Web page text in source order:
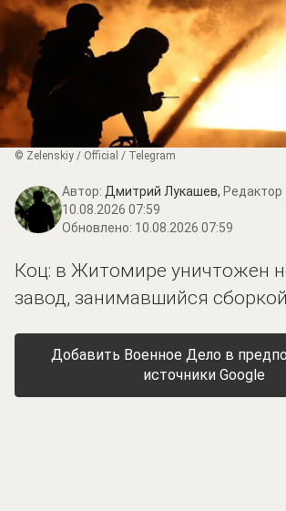
© Zеlеnskiу / Оfficiаl / Telegram
Автор: Дмитрий Лукашев, Редактор
10.08.2026 07:59
Обновлено: 10.08.2026 07:59
Коц: в Житомире уничтожен
завод, занимавшийся
Добавить Военное Дело в
источники Google